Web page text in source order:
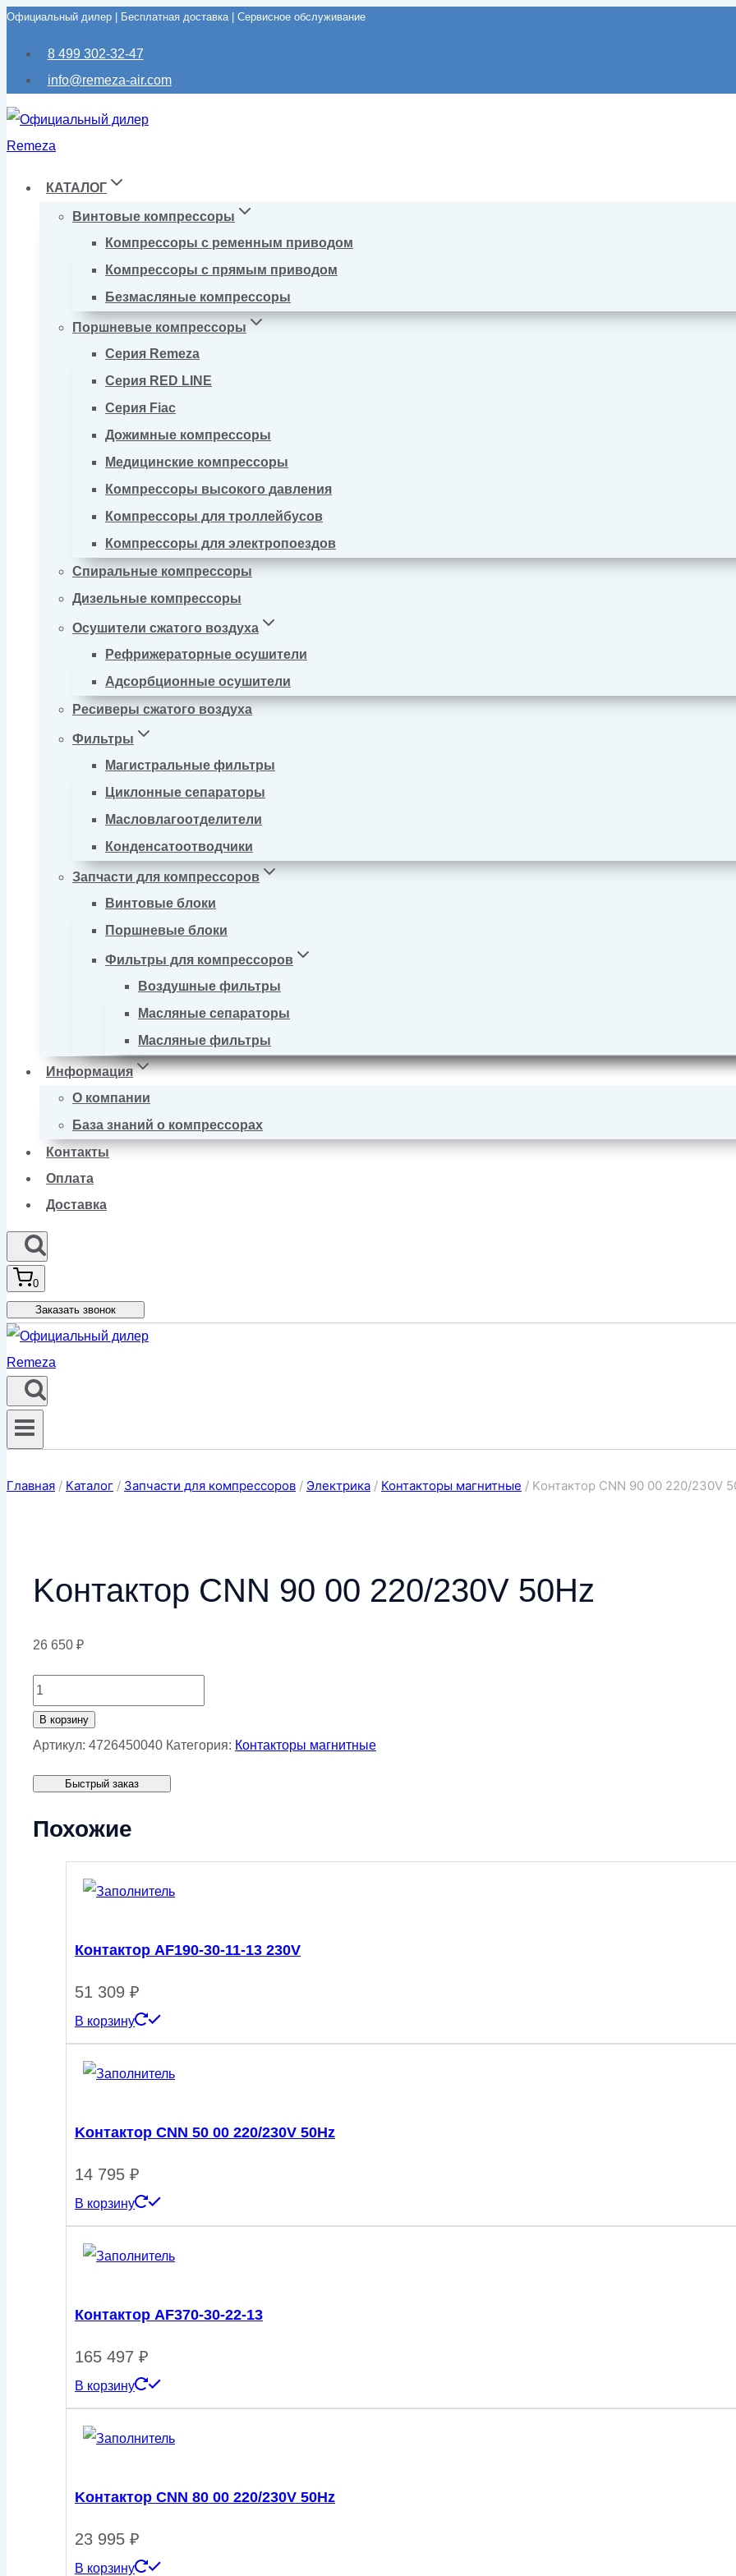
Перейти
Официальный дилер | Бесплатная доставка | Сервисное обслуживание
8 499 302-32-47
info@remeza-air.com
КАТАЛОГ
Винтовые компрессоры
Компрессоры с ременным приводом
Компрессоры с прямым приводом
Безмасляные компрессоры
Поршневые компрессоры
Серия Remeza
Серия RED LINE
Серия Fiac
Дожимные компрессоры
Медицинские компрессоры
Компрессоры высокого давления
Компрессоры для троллейбусов
Компрессоры для электропоездов
Спиральные компрессоры
Дизельные компрессоры
Осушители сжатого воздуха
Рефрижераторные осушители
Адсорбционные осушители
Ресиверы сжатого воздуха
Фильтры
Магистральные фильтры
Циклонные сепараторы
Масловлагоотделители
Конденсатоотводчики
Запчасти для компрессоров
Винтовые блоки
Поршневые блоки
Фильтры для компрессоров
Воздушные фильтры
Масляные сепараторы
Масляные фильтры
Информация
О компании
База знаний о компрессорах
Контакты
Оплата
Доставка
0
Заказать звонок
Главная / Каталог / Запчасти для компрессоров / Электрика / Контакторы магнитные / Kонтактор CNN 90 00 220/230V
Kонтактор CNN 90 00 220/230V 50Hz
26 650 ₽
Количество
товара
Kонтактор
90
00
В корзину
Артикул: 4726450040 Категория: Контакторы магнитные
Быстрый заказ
Похожие
Контактор AF190-30-11-13 230V
51 309 ₽
В корзину
Kонтактор CNN 50 00 220/230V 50Hz
14 795 ₽
В корзину
Контактор AF370-30-22-13
165 497 ₽
В корзину
Kонтактор CNN 80 00 220/230V 50Hz
23 995 ₽
В корзину